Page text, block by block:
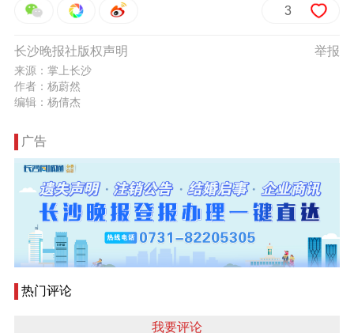
3
举报
长沙晚报社版权声明
来源：掌上长沙
作者：杨蔚然
编辑：杨倩杰
广告
热门评论
我要评论